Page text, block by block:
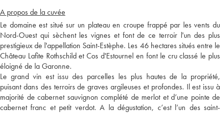
A propos de la cuvée
Le domaine est situé sur un plateau en croupe frappé par les vents du
Nord-Ouest qui sèchent les vignes et font de ce terroir l'un des plus
prestigieux de l'appellation Saint-Estèphe. Les 46 hectares situés entre le
Château Lafite Rothschild et Cos d'Estournel en font le cru classé le plus
éloigné de la Garonne.
Le grand vin est issu des parcelles les plus hautes de la propriété,
puisant dans des terroirs de graves argileuses et profondes. Il est issu à
majorité de cabernet sauvignon complété de merlot et d’une pointe de
cabernet franc et petit verdot. A la dégustation, c’est l’un des saint-